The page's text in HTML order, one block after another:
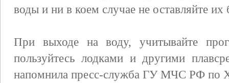
воды и ни в коем случае не оставляйте их
При выходе на воду, учитывайте
пользуйтесь лодками и другими
напомнила пресс-служба ГУ МЧС РФ по